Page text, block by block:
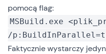
pomocą flag:
MSBuild.exe
/
Faktycznie wystarczy